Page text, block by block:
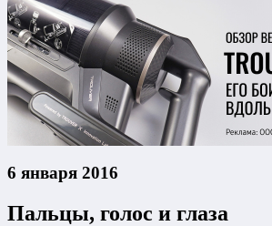
6 января 2016
Пальцы, голос и глаза